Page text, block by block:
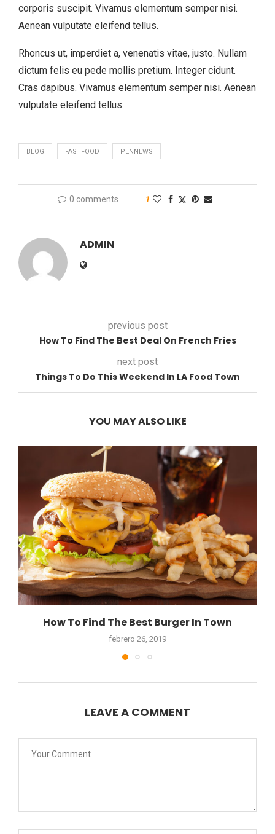
corporis suscipit. Vivamus elementum semper nisi.
Aenean vulputate eleifend tellus.
Rhoncus ut, imperdiet a, venenatis vitae, justo. Nullam
dictum felis eu pede mollis pretium. Integer cidunt.
Cras dapibus. Vivamus elementum semper nisi. Aenean
vulputate eleifend tellus.
BLOG FASTFOOD PENNEWS
0 comments 1
ADMIN
previous post
How To Find The Best Deal On French Fries
next post
Things To Do This Weekend In LA Food Town
YOU MAY ALSO LIKE
How To Find The Best Burger In Town
febrero 26, 2019
LEAVE A COMMENT